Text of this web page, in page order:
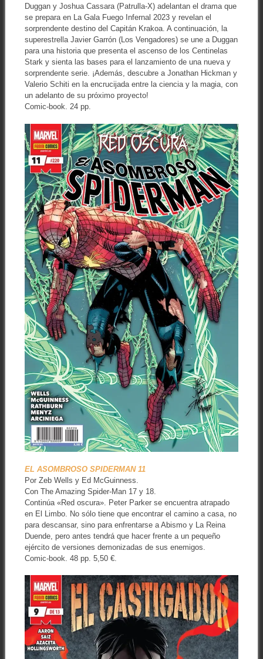
Duggan y Joshua Cassara (Patrulla-X) adelantan el drama que
se prepara en La Gala Fuego Infernal 2023 y revelan el
sorprendente destino del Capitán Krakoa. A continuación, la
superestrella Javier Garrón (Los Vengadores) se une a Duggan
para una historia que presenta el ascenso de los Centinelas
Stark y sienta las bases para el lanzamiento de una nueva y
sorprendente serie. ¡Además, descubre a Jonathan Hickman y
Valerio Schiti en la encrucijada entre la ciencia y la magia, con
un adelanto de su próximo proyecto!
Comic-book. 24 pp.
EL ASOMBROSO SPIDERMAN 11
Por Zeb Wells y Ed McGuinness.
Con The Amazing Spider-Man 17 y 18.
Continúa «Red oscura». Peter Parker se encuentra atrapado
en El Limbo. No sólo tiene que encontrar el camino a casa, no
para descansar, sino para enfrentarse a Abismo y La Reina
Duende, pero antes tendrá que hacer frente a un pequeño
ejército de versiones demonizadas de sus enemigos.
Comic-book. 48 pp. 5,50 €.